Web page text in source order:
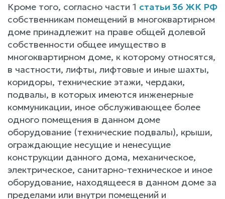
Кроме того, согласно части 1 статьи 36 ЖК РФ
собственникам помещений в многоквартирном
доме принадлежит на праве общей долевой
собственности общее имущество в
многоквартирном доме, к которому относятся,
в частности, лифты, лифтовые и иные шахты,
коридоры, технические этажи, чердаки,
подвалы, в которых имеются инженерные
коммуникации, иное обслуживающее более
одного помещения в данном доме
оборудование (технические подвалы), крыши,
ограждающие несущие и ненесущие
конструкции данного дома, механическое,
электрическое, санитарно-техническое и иное
оборудование, находящееся в данном доме за
пределами или внутри помещений и